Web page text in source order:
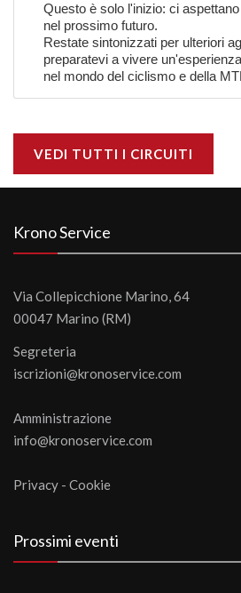
Questo è solo l'inizio: ci
nel prossimo futuro.
Restate sintonizzati per ulteriori
preparatevi a vivere
nel mondo del ciclismo e della
VEDI TUTTI I CIRCUITI
Krono Service
Via Collepicchione Marino, 64
00047 Marino (RM)
Segreteria
iscrizioni@kronoservice.com
Amministrazione
info@kronoservice.com
Privacy - Cookie
Prossimi eventi